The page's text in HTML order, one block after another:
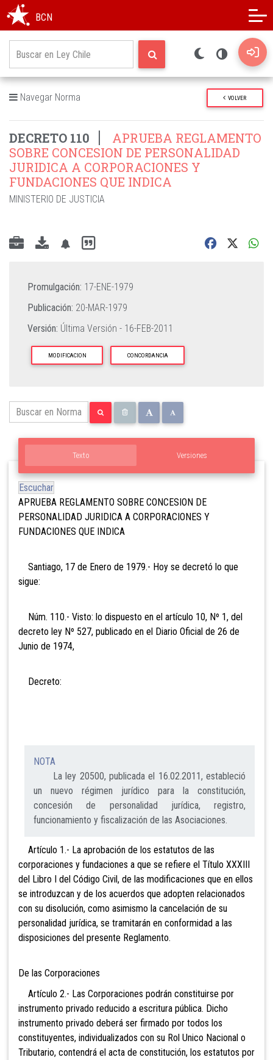
BCN
Navegar Norma VOLVER
DECRETO 110
APRUEBA REGLAMENTO
SOBRE CONCESION DE PERSONALIDAD
JURIDICA A CORPORACIONES Y
FUNDACIONES QUE INDICA
MINISTERIO DE JUSTICIA
Promulgación: 17-ENE-1979
Publicación: 20-MAR-1979
Versión: Última Versión - 16-FEB-2011
MODIFICACION CONCORDANCIA
Texto Versiones
Escuchar
APRUEBA REGLAMENTO SOBRE CONCESION DE
PERSONALIDAD JURIDICA A CORPORACIONES Y
FUNDACIONES QUE INDICA
Santiago, 17 de Enero de 1979.- Hoy se decretó lo que
sigue:
Núm. 110.- Visto: lo dispuesto en el artículo 10, Nº 1, del
decreto ley Nº 527, publicado en el Diario Oficial de 26 de
Junio de 1974,
Decreto:
NOTA
La ley 20500, publicada el 16.02.2011, estableció
un nuevo régimen jurídico para la constitución,
concesión de personalidad jurídica, registro,
funcionamiento y fiscalización de las Asociaciones.
Artículo 1.- La aprobación de los estatutos de las
corporaciones y fundaciones a que se refiere el Título XXXIII
del Libro I del Código Civil, de las modificaciones que en ellos
se introduzcan y de los acuerdos que adopten relacionados
con su disolución, como asimismo la cancelación de su
personalidad jurídica, se tramitarán en conformidad a las
disposiciones del presente Reglamento.
De las Corporaciones
Artículo 2.- Las Corporaciones podrán constituirse por
instrumento privado reducido a escritura pública. Dicho
instrumento privado deberá ser firmado por todos los
constituyentes, individualizados con su Rol Unico Nacional o
Tributario, contendrá el acta de constitución, los estatutos por